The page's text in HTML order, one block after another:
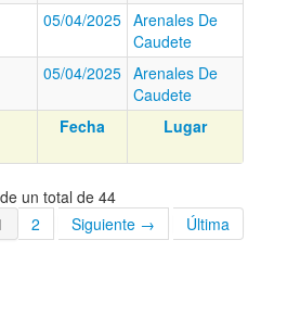
05/04/2025 Arenales De
Caudete
05/04/2025 Arenales De
Caudete
Fecha Lugar
un total de 44
2 Siguiente → Última